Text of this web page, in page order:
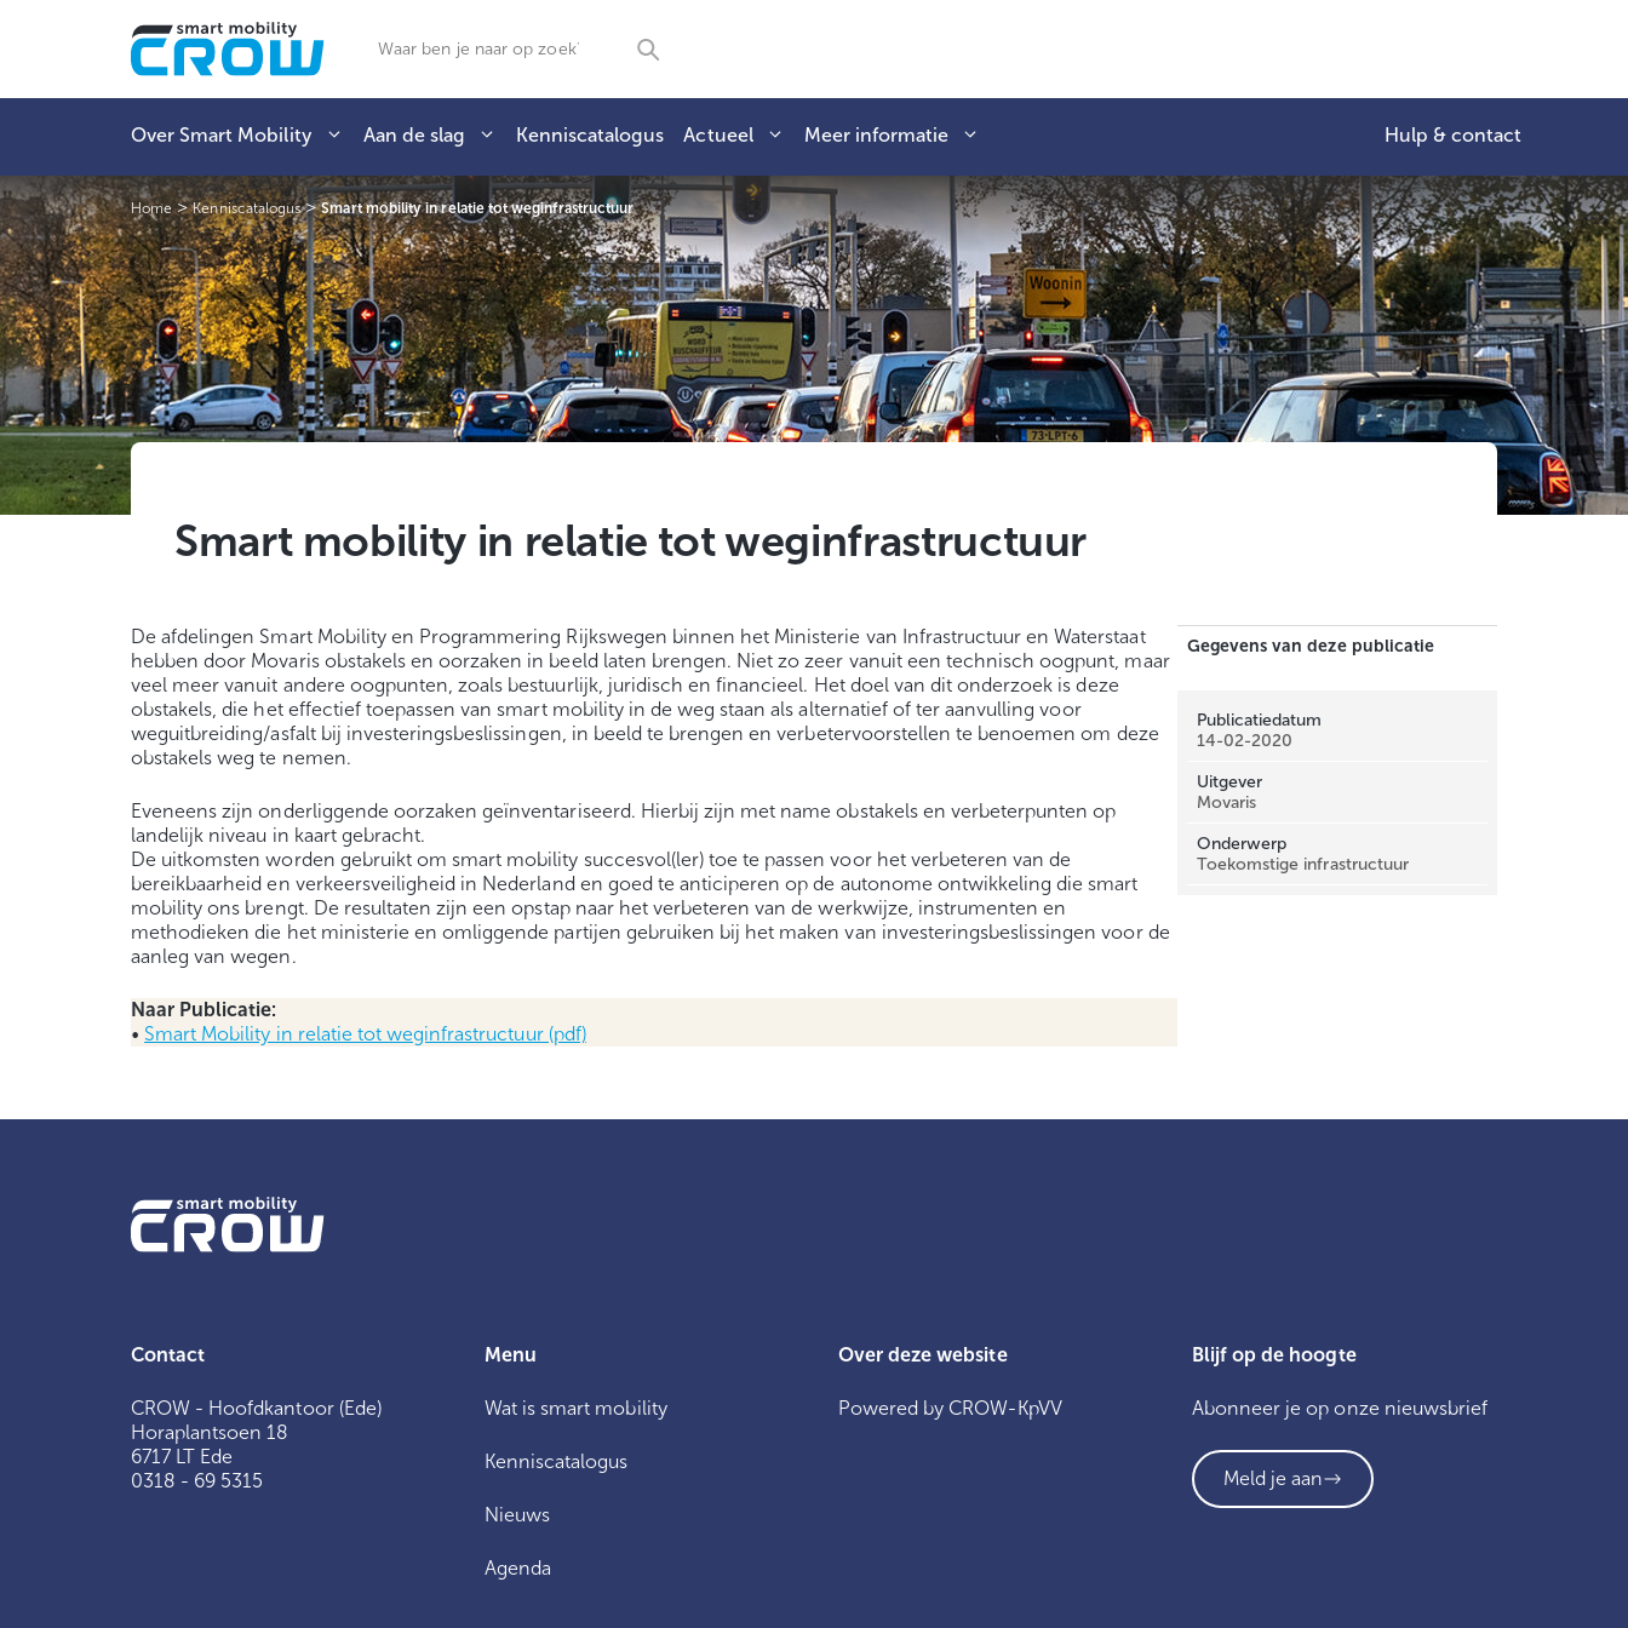
Zoeken
Over Smart Mobility Aan de slag Kenniscatalogus Actueel Meer informatie Hulp & contact
Home>Kenniscatalogus>Smart mobility in relatie tot weginfrastructuur
Smart mobility in relatie tot weginfrastructuur
De afdelingen Smart Mobility en Programmering Rijkswegen binnen het Ministerie van Infrastructuur en Waterstaat
hebben door Movaris obstakels en oorzaken in beeld laten brengen. Niet zo zeer vanuit een technisch oogpunt, maar
veel meer vanuit andere oogpunten, zoals bestuurlijk, juridisch en financieel. Het doel van dit onderzoek is deze
obstakels, die het effectief toepassen van smart mobility in de weg staan als alternatief of ter aanvulling voor
weguitbreiding/asfalt bij investeringsbeslissingen, in beeld te brengen en verbetervoorstellen te benoemen om deze
obstakels weg te nemen.
Eveneens zijn onderliggende oorzaken geïnventariseerd. Hierbij zijn met name obstakels en verbeterpunten op
landelijk niveau in kaart gebracht.
De uitkomsten worden gebruikt om smart mobility succesvol(ler) toe te passen voor het verbeteren van de
bereikbaarheid en verkeersveiligheid in Nederland en goed te anticiperen op de autonome ontwikkeling die smart
mobility ons brengt. De resultaten zijn een opstap naar het verbeteren van de werkwijze, instrumenten en
methodieken die het ministerie en omliggende partijen gebruiken bij het maken van investeringsbeslissingen voor de
aanleg van wegen.
Naar Publicatie:
• Smart Mobility in relatie tot weginfrastructuur (pdf)
Gegevens van deze publicatie
Publicatiedatum
14-02-2020
Uitgever
Movaris
Onderwerp
Toekomstige infrastructuur
Contact
CROW - Hoofdkantoor (Ede)
Horaplantsoen 18
6717 LT Ede
0318 - 69 5315
Menu
Wat is smart mobility
Kenniscatalogus
Nieuws
Agenda
Over deze website
Powered by CROW-KpVV
Blijf op de hoogte
Abonneer je op onze nieuwsbrief
Meld je aan